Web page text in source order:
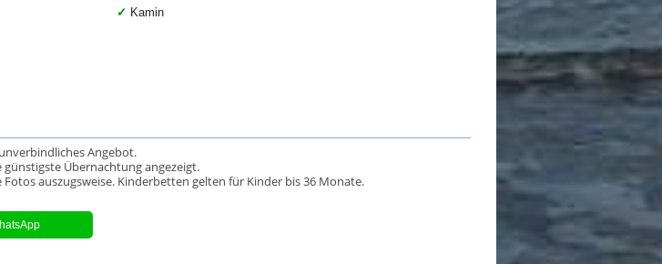
Kamin
Angebot.
Übernachtung angezeigt.
auszugsweise. Kinderbetten gelten für Kinder bis 36 Monate.